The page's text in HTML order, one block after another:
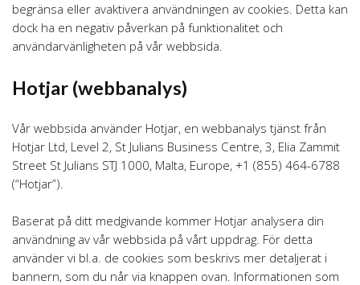
begränsa eller avaktivera användningen av cookies. Detta kan
dock ha en negativ påverkan på funktionalitet och
användarvänligheten på vår webbsida.
Hotjar (webbanalys)
Vår webbsida använder Hotjar, en webbanalys tjänst från
Hotjar Ltd, Level 2, St Julians Business Centre, 3, Elia Zammit
Street St Julians STJ 1000, Malta, Europe, +1 (855) 464-6788
(“Hotjar”).
Baserat på ditt medgivande kommer Hotjar analysera din
användning av vår webbsida på vårt uppdrag. För detta
använder vi bl.a. de cookies som beskrivs mer detaljerat i
bannern, som du når via knappen ovan. Informationen som